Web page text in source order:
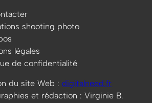
shooting photo
légales
de confidentialité
du site Web : digitalneed.fr
et rédaction : Virginie B.